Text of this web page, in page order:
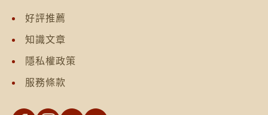
好評推薦
知識文章
隱私權政策
服務條款